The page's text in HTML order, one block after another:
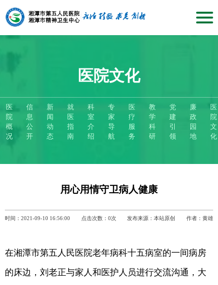
医院文化
医
院
概
况
信
息
公
开
新
闻
动
态
就
医
指
南
科
室
介
绍
专
家
导
航
医
疗
服
务
教
学
科
研
党
建
引
领
廉
政
园
地
医
院
文
化
用心用情守卫病人健康
时间：2021-09-10 16:56:00 点击次数： 0次 发布来源：本站原创 作者：黄雄
在湘潭市第五人民医院老年病科十五病室的一间病房
的床边，刘老正与家人和医护人员进行交流沟通，大